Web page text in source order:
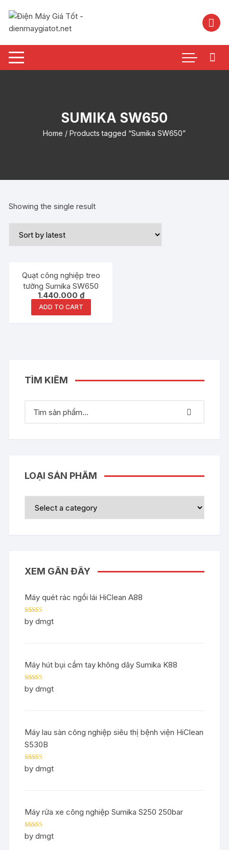
nội
SUMIKA SW650
Home / Products tagged “Sumika SW650”
Showing the single result
Quạt công nghiệp treo
tường Sumika SW650
1.440.000 ₫
ADD TO CART
TÌM KIẾM
LOẠI SẢN PHẨM
XEM GẦN ĐÂY
Máy quét rác ngồi lái HiClean A88
Rated5out
of 5
by dmgt
Máy hút bụi cầm tay không dây Sumika K88
Rated5out
of 5
by dmgt
Máy lau sàn công nghiệp siêu thị bệnh viện HiClean
S530B
Rated5out
of 5
by dmgt
Máy rửa xe công nghiệp Sumika S250 250bar
Rated5out
of 5
by dmgt